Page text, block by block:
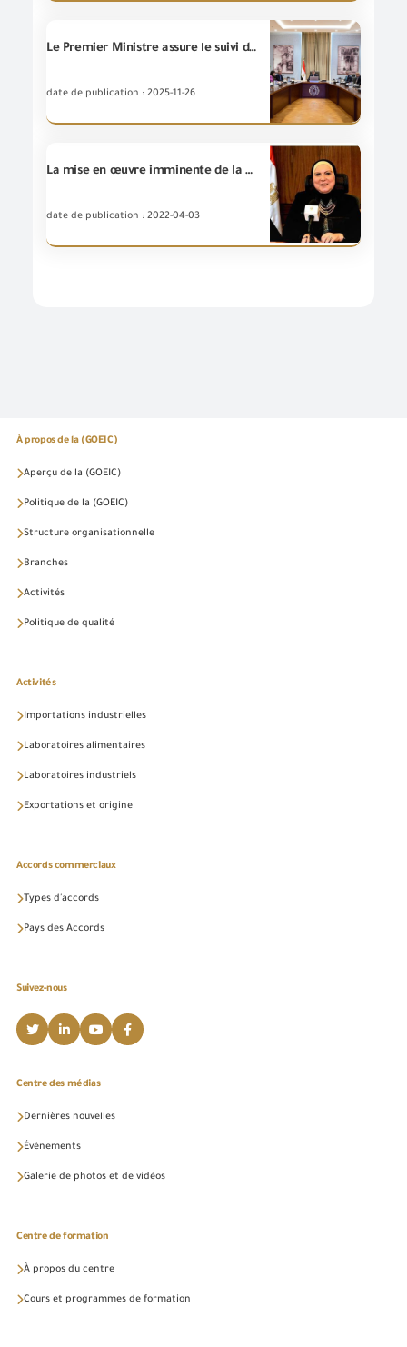
Le Premier Ministre assure le suivi de la position exécutive pour le plan du développement du système douanier .
date de publication : 2025-11-26
La mise en œuvre imminente de la résolution n° 463 de 2020 et modifiée par la résolution 474 de 2020
date de publication : 2022-04-03
À propos de la (GOEIC)
Aperçu de la (GOEIC)
Politique de la (GOEIC)
Structure organisationnelle
Branches
Activités
Politique de qualité
Activités
Importations industrielles
Laboratoires alimentaires
Laboratoires industriels
Exportations et origine
Accords commerciaux
Types d'accords
Pays des Accords
Suivez-nous
Centre des médias
Dernières nouvelles
Événements
Galerie de photos et de vidéos
Centre de formation
À propos du centre
Cours et programmes de formation